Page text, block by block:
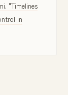
"Timelines
in